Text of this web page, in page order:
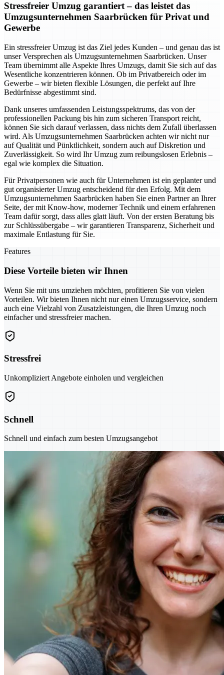
Stressfreier Umzug garantiert – das leistet das
Umzugsunternehmen Saarbrücken für Privat und
Gewerbe
Ein stressfreier Umzug ist das Ziel jedes Kunden – und genau das ist
unser Versprechen als Umzugsunternehmen Saarbrücken. Unser
Team übernimmt alle Aspekte Ihres Umzugs, damit Sie sich auf das
Wesentliche konzentrieren können. Ob im Privatbereich oder im
Gewerbe – wir bieten flexible Lösungen, die perfekt auf Ihre
Bedürfnisse abgestimmt sind.
Dank unseres umfassenden Leistungsspektrums, das von der
professionellen Packung bis hin zum sicheren Transport reicht,
können Sie sich darauf verlassen, dass nichts dem Zufall überlassen
wird. Als Umzugsunternehmen Saarbrücken achten wir nicht nur
auf Qualität und Pünktlichkeit, sondern auch auf Diskretion und
Zuverlässigkeit. So wird Ihr Umzug zum reibungslosen Erlebnis –
egal wie komplex die Situation.
Für Privatpersonen wie auch für Unternehmen ist ein geplanter und
gut organisierter Umzug entscheidend für den Erfolg. Mit dem
Umzugsunternehmen Saarbrücken haben Sie einen Partner an Ihrer
Seite, der mit Know-how, moderner Technik und einem erfahrenen
Team dafür sorgt, dass alles glatt läuft. Von der ersten Beratung bis
zur Schlüssübergabe – wir garantieren Transparenz, Sicherheit und
maximale Entlastung für Sie.
Features
Diese Vorteile bieten wir Ihnen
Wenn Sie mit uns umziehen möchten, profitieren Sie von vielen
Vorteilen. Wir bieten Ihnen nicht nur einen Umzugsservice, sondern
auch eine Vielzahl von Zusatzleistungen, die Ihren Umzug noch
einfacher und stressfreier machen.
Stressfrei
Unkompliziert Angebote einholen und vergleichen
Schnell
Schnell und einfach zum besten Umzugsangebot